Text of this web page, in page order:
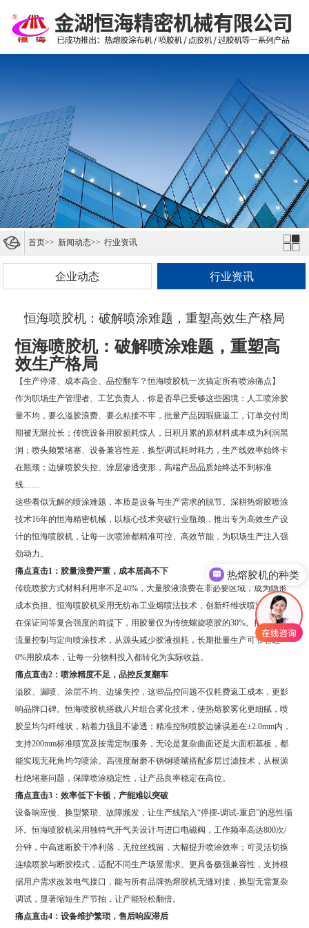
首页>> 新闻动态>> 行业资讯
企业动态 行业资讯
恒海喷胶机：破解喷涂难题，重塑高效生产格局
恒海喷胶机：破解喷涂难题，重塑高
效生产格局
【生产停滞、成本高企、品控翻车？恒海喷胶机一次搞定所有喷涂痛点】
作为职场生产管理者、工艺负责人，你是否早已受够这些困境：人工喷涂胶
量不均，要么溢胶浪费、要么粘接不牢，批量产品因瑕疵返工，订单交付周
期被无限拉长；传统设备用胶损耗惊人，日积月累的原材料成本成为利润黑
洞；喷头频繁堵塞、设备兼容性差，换型调试耗时耗力，生产线效率始终卡
在瓶颈；边缘喷胶失控、涂层渗透变形，高端产品品质始终达不到标准
线……
这些看似无解的喷涂难题，本质是设备与生产需求的脱节。深耕热熔胶喷涂
技术16年的恒海精密机械，以核心技术突破行业瓶颈，推出专为高效生产设
计的恒海喷胶机，让每一次喷涂都精准可控、高效节能，为职场生产注入强
劲动力。
痛点直击1：胶量浪费严重，成本居高不下
传统喷胶方式材料利用率不足40%，大量胶液浪费在非必要区域，成为隐形
成本负担。恒海喷胶机采用无纺布工业熔喷法技术，创新纤维状喷涂设计，
在保证同等复合强度的前提下，用胶量仅为传统螺旋喷胶的30%。搭配精准
流量控制与定向喷涂技术，从源头减少胶液损耗，长期批量生产可节省近7
0%用胶成本，让每一分物料投入都转化为实际收益。
痛点直击2：喷涂精度不足，品控反复翻车
溢胶、漏喷、涂层不均、边缘失控，这些品控问题不仅耗费返工成本，更影
响品牌口碑。恒海喷胶机搭载八片组合雾化技术，使热熔胶雾化更细腻，喷
胶呈均匀纤维状，粘着力强且不渗透；精准控制喷胶边缘误差在±2.0mm内，
支持200mm标准喷宽及按需定制服务，无论是复杂曲面还是大面积基板，都
能实现无死角均匀喷涂。高强度耐磨不锈钢喷嘴搭配多层过滤技术，从根源
杜绝堵塞问题，保障喷涂稳定性，让产品良率稳定在高位。
痛点直击3：效率低下卡顿，产能难以突破
设备响应慢、换型繁琐、故障频发，让生产线陷入“停摆-调试-重启”的恶性循
环。恒海喷胶机采用独特气开气关设计与进口电磁阀，工作频率高达800次/
分钟，中高速断胶干净利落，无拉丝残留，大幅提升喷涂效率；可灵活切换
连续喷胶与断胶模式，适配不同生产场景需求。更具备极强兼容性，支持根
据用户需求改装电气接口，能与所有品牌热熔胶机无缝对接，换型无需复杂
调试，显著缩短生产节拍，让产能轻松翻倍。
痛点直击4：设备维护繁琐，售后响应滞后
热熔胶机的种类